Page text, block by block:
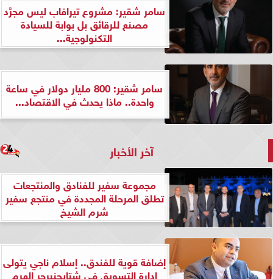
سامر شقير: مشروع تيرافاب ليس مجرَّد
مصنع للرقائق بل بوابة للسيادة
التكنولوجية...
سامر شقير: 800 مليار دولار في ساعة
واحدة.. ماذا يحدث في الاقتصاد...
آخر الأخبار
مجموعة سفير للفنادق والمنتجعات
تطلق المرحلة المجددة في منتجع سفير
شرم الشيخ
إضافة قوية للفندق.. إسلام ناجي يتولى
إدارة التسويق في شتايجنبرجر الهرم